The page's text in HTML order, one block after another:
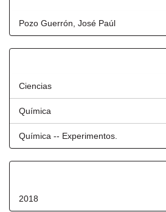
Pozo Guerrón, José Paúl
Ciencias
Química
Química -- Experimentos.
2018